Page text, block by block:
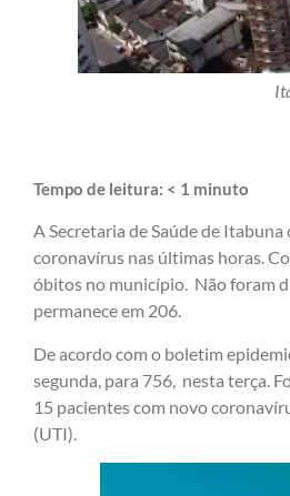
Tempo de leitura: < 1 minuto
A Secretaria de Saúde de
coronavírus nas últimas horas.
óbitos no município. Não foram
permanece em 206.
De acordo com o boletim
segunda, para 756, nesta terça.
15 pacientes com novo
(UTI).